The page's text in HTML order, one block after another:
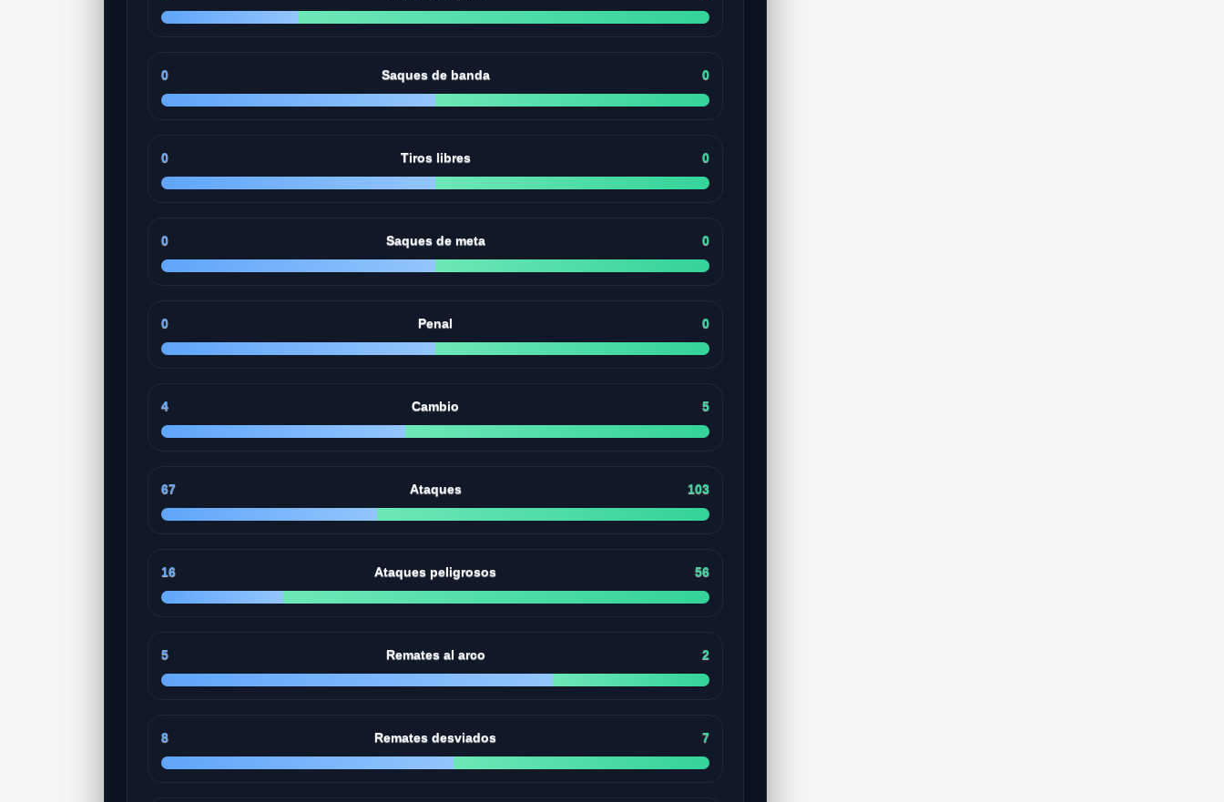
0 Saques de banda 0
0 Tiros libres 0
0 Saques de meta 0
0 Penal 0
4 Cambio 5
67 Ataques 103
16 Ataques peligrosos 56
5 Remates al arco 2
8 Remates desviados 7